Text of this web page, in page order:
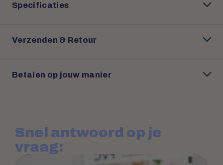
Specificaties
Verzenden & Retour
Betalen op jouw manier
Snel antwoord op je
vraag: